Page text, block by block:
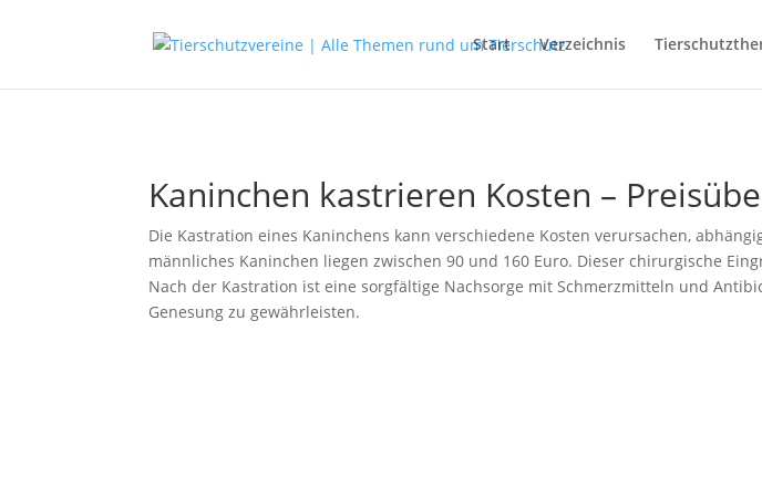
Start Verzeichnis
Kaninchen kastrieren Kosten –
Die Kastration eines Kaninchens kann verschiedene Kosten verursachen,
männliches Kaninchen liegen zwischen 90 und 160 Euro. Dieser chirurgische
Nach der Kastration ist eine sorgfältige Nachsorge mit Schmerzmitteln und
Genesung zu gewährleisten.